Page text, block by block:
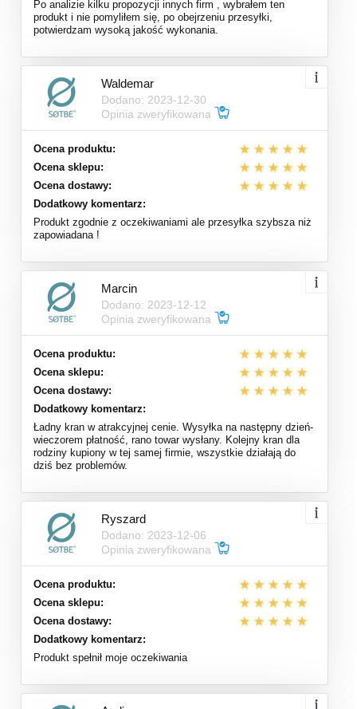
Po analizie kilku propozycji innych firm , wybrałem ten
produkt i nie pomyliłem się, po obejrzeniu przesyłki,
potwierdzam wysoką jakość wykonania.
Waldemar
Dodano: 2023-12-30
Opinia zweryfikowana
Ocena produktu:
Ocena sklepu:
Ocena dostawy:
Dodatkowy komentarz:
Produkt zgodnie z oczekiwaniami ale przesyłka szybsza niż
zapowiadana !
Marcin
Dodano: 2023-12-12
Opinia zweryfikowana
Ocena produktu:
Ocena sklepu:
Ocena dostawy:
Dodatkowy komentarz:
Ładny kran w atrakcyjnej cenie. Wysyłka na następny dzień-
wieczorem płatność, rano towar wysłany. Kolejny kran dla
rodziny kupiony w tej samej firmie, wszystkie działają do
dziś bez problemów.
Ryszard
Dodano: 2023-12-06
Opinia zweryfikowana
Ocena produktu:
Ocena sklepu:
Ocena dostawy:
Dodatkowy komentarz:
Produkt spełnił moje oczekiwania